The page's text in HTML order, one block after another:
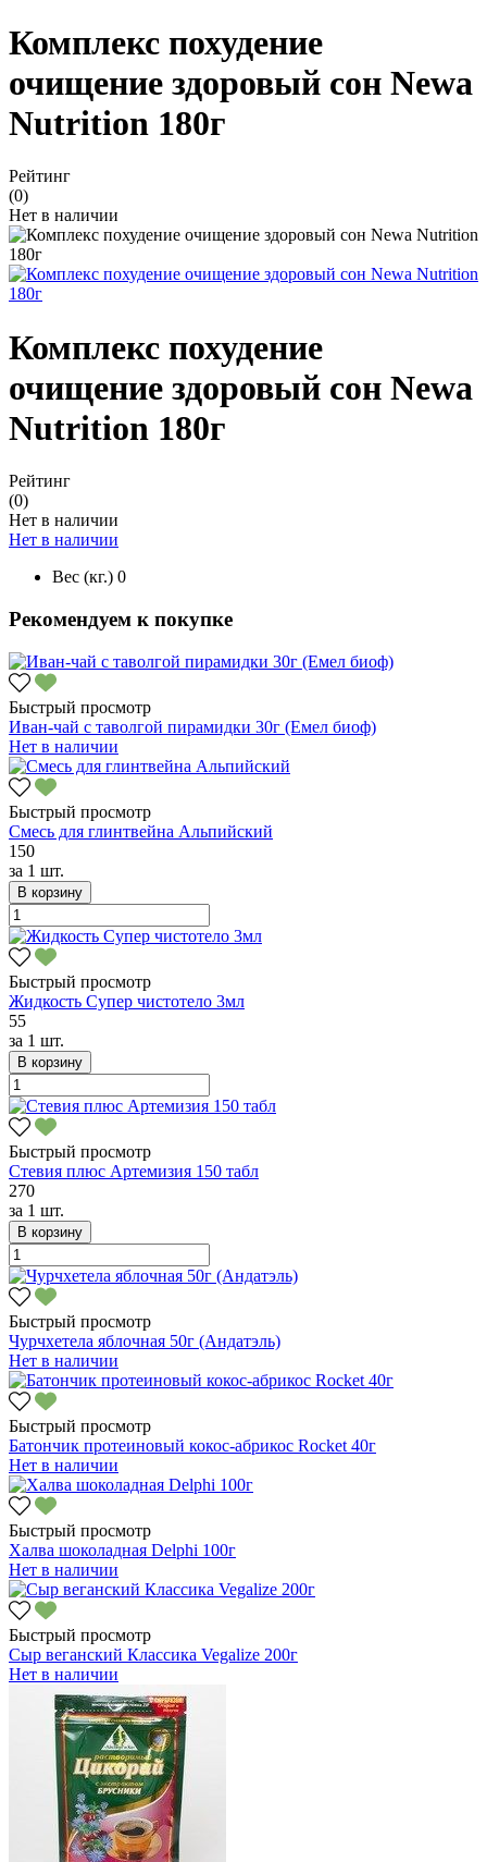
Комплекс похудение
очищение здоровый сон Newa
Nutrition 180г
Рейтинг
(0)
Нет в наличии
Комплекс похудение
очищение здоровый сон Newa
Nutrition 180г
Рейтинг
(0)
Нет в наличии
Нет в наличии
Вес (кг.) 0
Рекомендуем к покупке
Быстрый просмотр
Иван-чай с таволгой пирамидки 30г (Емел биоф)
Нет в наличии
Быстрый просмотр
Смесь для глинтвейна Альпийский
150
за 1 шт.
В корзину
Быстрый просмотр
Жидкость Супер чистотело 3мл
55
за 1 шт.
В корзину
Быстрый просмотр
Стевия плюс Артемизия 150 табл
270
за 1 шт.
В корзину
Быстрый просмотр
Чурчхетела яблочная 50г (Андатэль)
Нет в наличии
Быстрый просмотр
Батончик протеиновый кокос-абрикос Rocket 40г
Нет в наличии
Быстрый просмотр
Халва шоколадная Delphi 100г
Нет в наличии
Быстрый просмотр
Сыр веганский Классика Vegalize 200г
Нет в наличии